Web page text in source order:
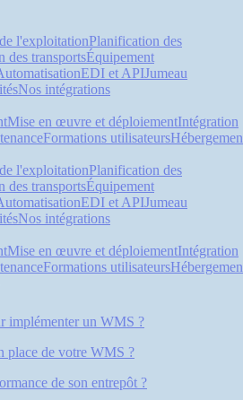
l'exploitationPlanification des
des transportsÉquipement
EDI et APIJumeau
Nos intégrations
Mise en œuvre et déploiementIntégration
Formations utilisateurs
l'exploitationPlanification des
des transportsÉquipement
EDI et APIJumeau
Nos intégrations
Mise en œuvre et déploiementIntégration
Formations utilisateurs
implémenter un WMS ?
place de votre WMS ?
de son entrepôt ?